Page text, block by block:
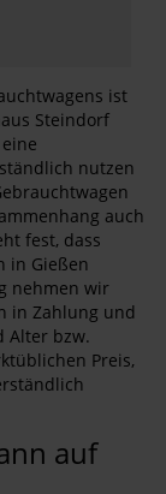
ist
Steindorf
nutzen
auch
fest, dass
in Gießen
nehmen wir
in Zahlung und
Alter bzw.
Preis,
auf